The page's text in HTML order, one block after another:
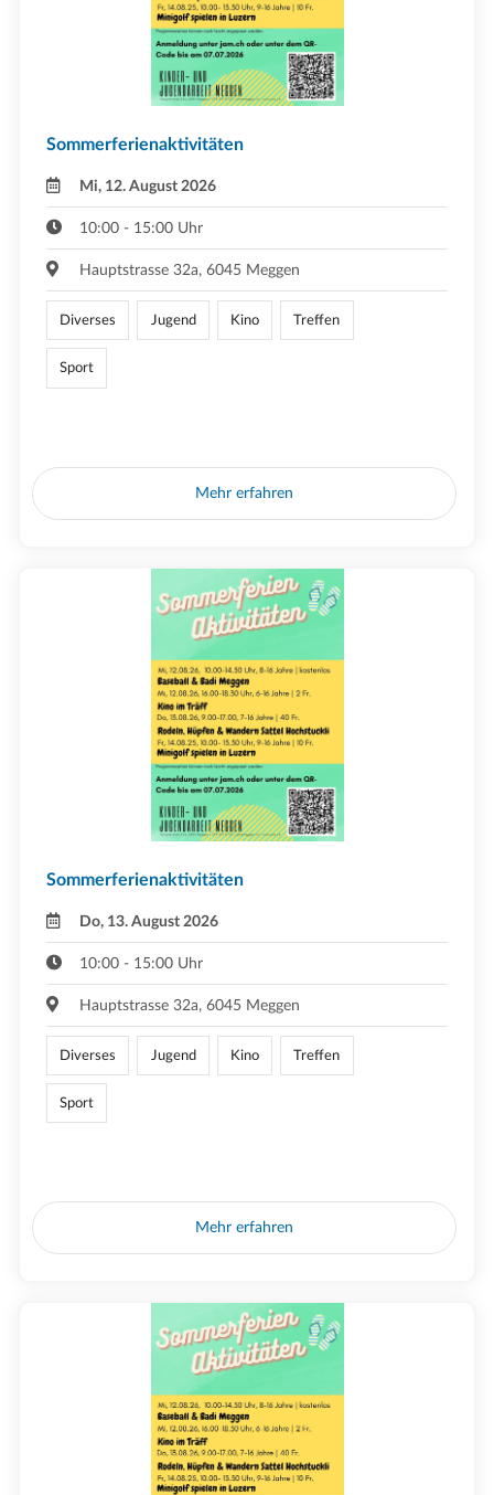
Sommerferienaktivitäten
Mi, 12. August 2026
10:00 - 15:00 Uhr
Hauptstrasse 32a, 6045 Meggen
Diverses Jugend Kino Treffen
Sport
Mehr erfahren
Sommerferienaktivitäten
Do, 13. August 2026
10:00 - 15:00 Uhr
Hauptstrasse 32a, 6045 Meggen
Diverses Jugend Kino Treffen
Sport
Mehr erfahren